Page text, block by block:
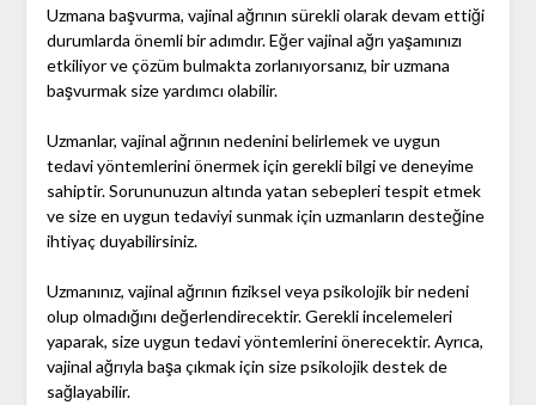
Uzmana başvurma, vajinal ağrının sürekli olarak devam ettiği
durumlarda önemli bir adımdır. Eğer vajinal ağrı yaşamınızı
etkiliyor ve çözüm bulmakta zorlanıyorsanız, bir uzmana
başvurmak size yardımcı olabilir.
Uzmanlar, vajinal ağrının nedenini belirlemek ve uygun
tedavi yöntemlerini önermek için gerekli bilgi ve deneyime
sahiptir. Sorununuzun altında yatan sebepleri tespit etmek
ve size en uygun tedaviyi sunmak için uzmanların desteğine
ihtiyaç duyabilirsiniz.
Uzmanınız, vajinal ağrının fiziksel veya psikolojik bir nedeni
olup olmadığını değerlendirecektir. Gerekli incelemeleri
yaparak, size uygun tedavi yöntemlerini önerecektir. Ayrıca,
vajinal ağrıyla başa çıkmak için size psikolojik destek de
sağlayabilir.